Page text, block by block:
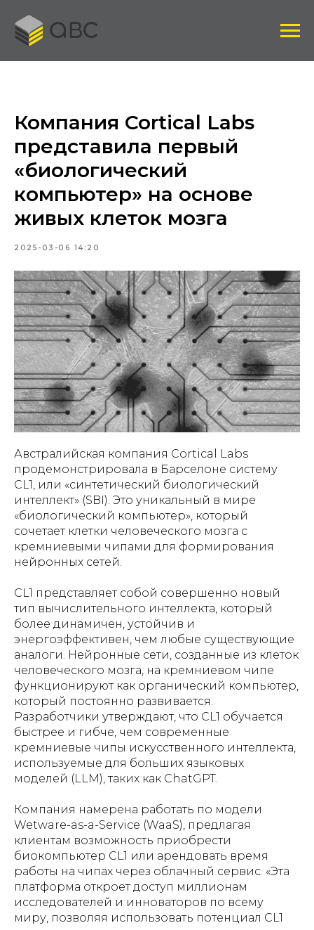
Компания Cortical Labs
представила первый
«биологический
компьютер» на основе
живых клеток мозга
2025-03-06 14:20
Австралийская компания Cortical Labs
продемонстрировала в Барселоне систему
CL1, или «синтетический биологический
интеллект» (SBI). Это уникальный в мире
«биологический компьютер», который
сочетает клетки человеческого мозга с
кремниевыми чипами для формирования
нейронных сетей.
CL1 представляет собой совершенно новый
тип вычислительного интеллекта, который
более динамичен, устойчив и
энергоэффективен, чем любые существующие
аналоги. Нейронные сети, созданные из клеток
человеческого мозга, на кремниевом чипе
функционируют как органический компьютер,
который постоянно развивается.
Разработчики утверждают, что CL1 обучается
быстрее и гибче, чем современные
кремниевые чипы искусственного интеллекта,
используемые для больших языковых
моделей (LLM), таких как ChatGPT.
Компания намерена работать по модели
Wetware-as-a-Service (WaaS), предлагая
клиентам возможность приобрести
биокомпьютер CL1 или арендовать время
работы на чипах через облачный сервис. «Эта
платформа откроет доступ миллионам
исследователей и инноваторов по всему
миру, позволяя использовать потенциал CL1